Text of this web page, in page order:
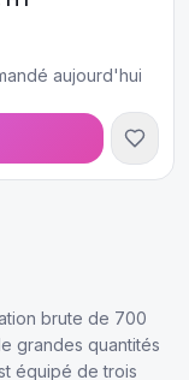
aujourd'hui
brute de 700
grandes quantités
équipé de trois